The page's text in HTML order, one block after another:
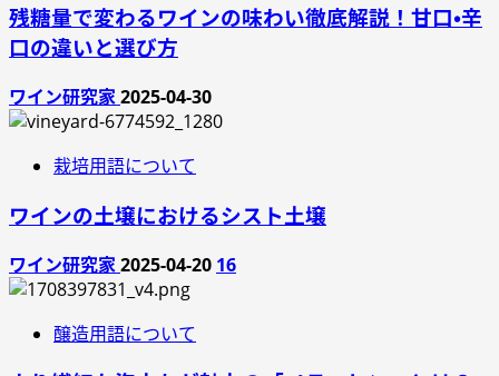
残糖量で変わるワインの味わい徹底解説！甘口・辛
口の違いと選び方
ワイン研究家2025-04-30
栽培用語について
ワインの土壌におけるシスト土壌
ワイン研究家2025-04-20 16
醸造用語について